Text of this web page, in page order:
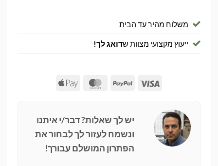
משלוח מהיר עד הבית
ייעוץ מקצועי מצוות שדואג לך!
Visa
PayPal
MasterCard
Apple
יש לך שאלות? דבר/י איתנו
ונשמח לעזור לך לבחור את
הפתרון המושלם עבורך!